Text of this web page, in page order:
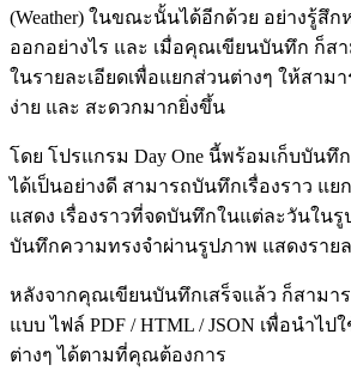
(Weather) ในขณะนั้นได้อีกด้วย อย่างรู้สึ
ออกอย่างไร และ เมื่อคุณเขียนบันทึก ก็สา
ในรายละเอียดเพื่อแยกส่วนต่างๆ ให้สาม
ง่าย และ สะดวกมากยิ่งขึ้น
โดย โปรแกรม Day One นี้พร้อมเก็บบันทึ
ได้เป็นอย่างดี สามารถบันทึกเรื่องราว แย
แสดง เรื่องราวที่จดบันทึกในแต่ละวันในรูป
บันทึกความทรงจำผ่านรูปภาพ แสดงรายล
หลังจากคุณเขียนบันทึกเสร็จแล้ว ก็สามา
แบบ ไฟล์ PDF / HTML / JSON เพื่อนำไ
ต่างๆ ได้ตามที่คุณต้องการ